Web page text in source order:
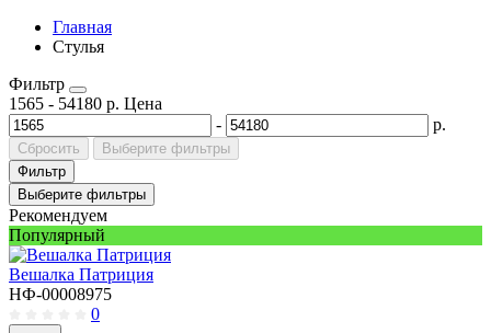
Главная
Стулья
Фильтр
1565 - 54180 р. Цена
-
р.
Сбросить
Выберите фильтры
Фильтр
Выберите фильтры
Рекомендуем
Популярный
Вешалка Патриция
НФ-00008975
0